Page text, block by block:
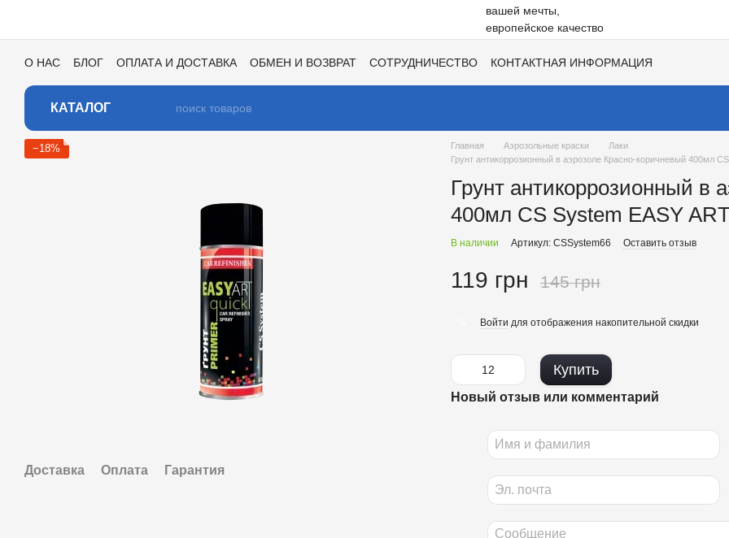
О НАС БЛОГ ОПЛАТА И ДОСТАВКА ОБМЕН И ВОЗВРАТ СОТРУДНИЧЕСТВО
КОНТАКТНАЯ ИНФОРМАЦИЯ
КАТАЛОГ
−18%
Доставка Оплата Гарантия
Главная Аэрозольные краски
Лаки
Грунт антикоррозионный в аэрозоле Красно-коричневый 400мл
Грунт антикоррозионный в
400мл CS System EASY
В наличии Артикул: CSSystem66 Оставить отзыв
119 грн 145 грн
Войти для отображения накопительной скидки
Купить
Новый отзыв или комментарий